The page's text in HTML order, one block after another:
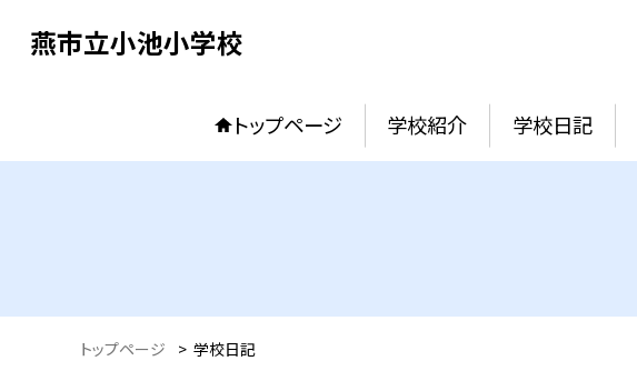
燕市立小池小学校
トップページ 学校紹介 学校日記
トップページ > 学校日記